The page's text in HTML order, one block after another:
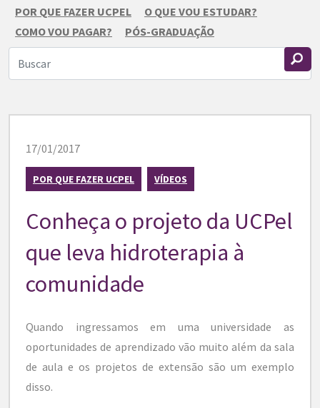
POR QUE FAZER UCPEL
O QUE VOU ESTUDAR?
COMO VOU PAGAR?
PÓS-GRADUAÇÃO
17/01/2017
POR QUE FAZER UCPEL VÍDEOS
Conheça o projeto da UCPel
que leva hidroterapia à
comunidade
Quando ingressamos em uma universidade as
oportunidades de aprendizado vão muito além da sala
de aula e os projetos de extensão são um exemplo
disso.